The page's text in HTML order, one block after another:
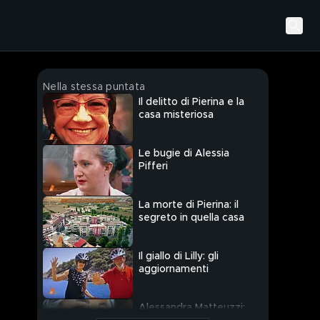
Nella stessa puntata
Il delitto di Pierina e la
casa misteriosa
Le bugie di Alessia
Pifferi
La morte di Pierina: il
segreto in quella casa
Il giallo di Lilly: gli
aggiornamenti
Alessandra Matteuzzi: